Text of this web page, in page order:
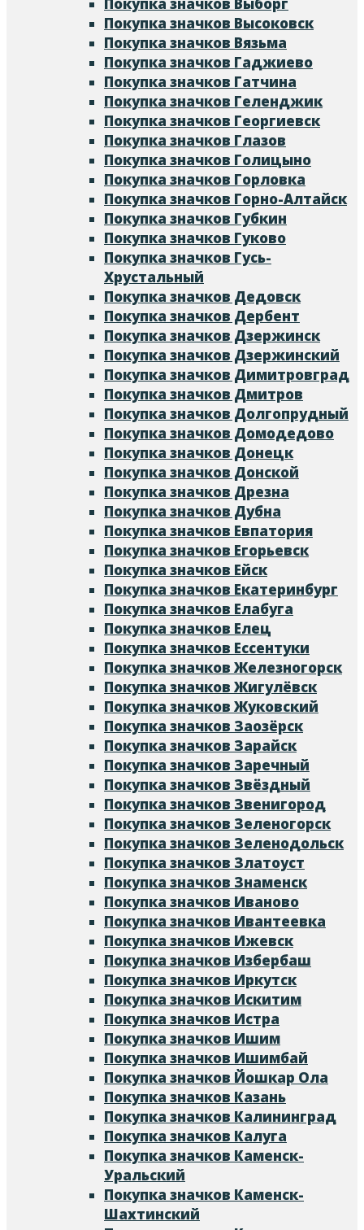
Покупка значков Высоковск
Покупка значков Вязьма
Покупка значков Гаджиево
Покупка значков Гатчина
Покупка значков Геленджик
Покупка значков Георгиевск
Покупка значков Глазов
Покупка значков Голицыно
Покупка значков Горловка
Покупка значков Горно-Алтайск
Покупка значков Губкин
Покупка значков Гуково
Покупка значков Гусь-
Хрустальный
Покупка значков Дедовск
Покупка значков Дербент
Покупка значков Дзержинск
Покупка значков Дзержинский
Покупка значков Димитровград
Покупка значков Дмитров
Покупка значков Долгопрудный
Покупка значков Домодедово
Покупка значков Донецк
Покупка значков Донской
Покупка значков Дрезна
Покупка значков Дубна
Покупка значков Евпатория
Покупка значков Егорьевск
Покупка значков Ейск
Покупка значков Екатеринбург
Покупка значков Елабуга
Покупка значков Елец
Покупка значков Ессентуки
Покупка значков Железногорск
Покупка значков Жигулёвск
Покупка значков Жуковский
Покупка значков Заозёрск
Покупка значков Зарайск
Покупка значков Заречный
Покупка значков Звёздный
Покупка значков Звенигород
Покупка значков Зеленогорск
Покупка значков Зеленодольск
Покупка значков Златоуст
Покупка значков Знаменск
Покупка значков Иваново
Покупка значков Ивантеевка
Покупка значков Ижевск
Покупка значков Избербаш
Покупка значков Иркутск
Покупка значков Искитим
Покупка значков Истра
Покупка значков Ишим
Покупка значков Ишимбай
Покупка значков Йошкар Ола
Покупка значков Казань
Покупка значков Калининград
Покупка значков Калуга
Покупка значков Каменск-
Уральский
Покупка значков Каменск-
Шахтинский